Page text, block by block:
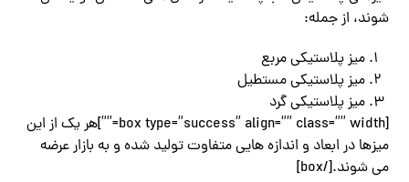
شوند، از جمله:
میز پلاستیکی مربع
میز پلاستیکی مستطیل
میز پلاستیکی گرد
[box type=”success” align=”” class=”” width=””]هر یک از این
میزها در ابعاد و اندازه هایی متفاوت تولید شده و به بازار عرضه
می شوند.[/box]